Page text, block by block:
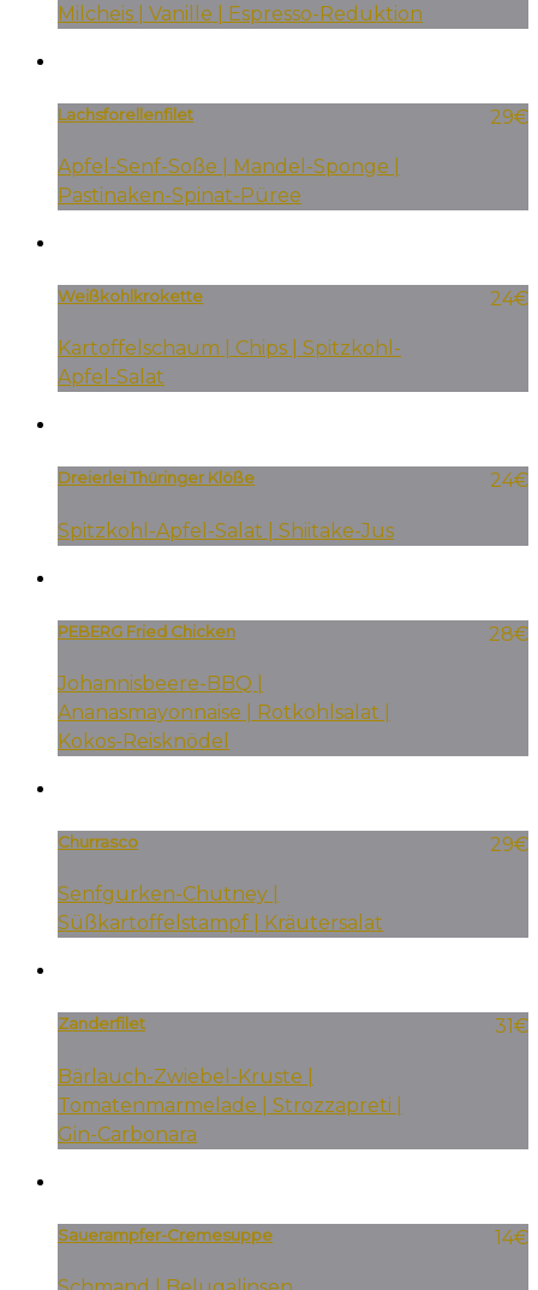
Milcheis | Vanille | Espresso-Reduktion
29€
Lachsforellenfilet
Apfel-Senf-Soße | Mandel-Sponge |
Pastinaken-Spinat-Püree
24€
Weißkohlkrokette
Kartoffelschaum | Chips | Spitzkohl-
Apfel-Salat
24€
Dreierlei Thüringer Klöße
Spitzkohl-Apfel-Salat | Shiitake-Jus
28€
PEBERG Fried Chicken
Johannisbeere-BBQ |
Ananasmayonnaise | Rotkohlsalat |
Kokos-Reisknödel
29€
Churrasco
Senfgurken-Chutney |
Süßkartoffelstampf | Kräutersalat
31€
Zanderfilet
Bärlauch-Zwiebel-Kruste |
Tomatenmarmelade | Strozzapreti |
Gin-Carbonara
14€
Sauerampfer-Cremesuppe